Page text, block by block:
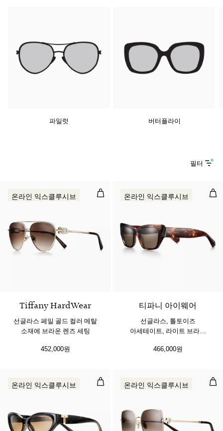
파일럿 버터플라이
필터
선글라스 페일 골드 컬러 메탈 소재
온라인 익스클루시브
Tiffany HardWear
선글라스 페일 골드 컬러 메탈
소재에 브라운 렌즈 세팅
452,000원
선
온라인 익스클루시브
티파니 아이웨어
선글라스, 톨토이즈
아세테이트, 라이트 브라운
466,000원
선글라스, 톨토이즈 아세테이트, 브
온라인 익스클루시브 선
온라인 익스클루시브